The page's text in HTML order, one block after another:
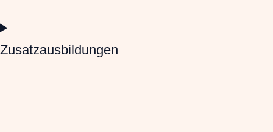
Zusatzausbildungen